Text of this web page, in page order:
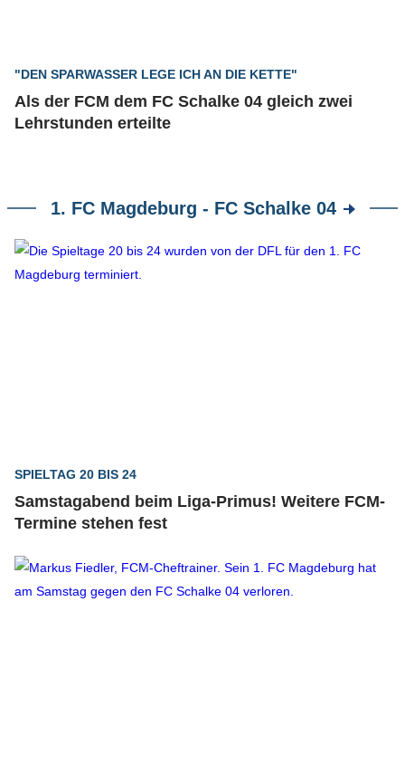
"DEN SPARWASSER LEGE ICH AN DIE KETTE"
Als der FCM dem FC Schalke 04 gleich zwei
Lehrstunden erteilte
1. FC Magdeburg - FC Schalke 04
SPIELTAG 20 BIS 24
Samstagabend beim Liga-Primus! Weitere FCM-
Termine stehen fest